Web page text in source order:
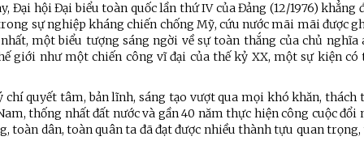
Đại hội Đại biểu toàn quốc lần thứ IV của Đảng (12/1976) khẳng
sự nghiệp kháng chiến chống Mỹ, cứu nước mãi mãi được
một biểu tượng sáng ngời về sự toàn thắng của chủ nghĩa
giới như một chiến công vĩ đại của thế kỷ XX, một sự kiện có
quyết tâm, bản lĩnh, sáng tạo vượt qua mọi khó khăn, thách
thống nhất đất nước và gần 40 năm thực hiện công cuộc đổi
toàn dân, toàn quân ta đã đạt được nhiều thành tựu quan